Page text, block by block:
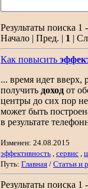
Результаты поиска 1
Начало | Пред. | 1 |
Как повысить
... время идет вверх,
получить доход от
центры до сих пор
может быть
в результате
Изменен: 24.08.2015
эффективность сервис
Путь: Главная / Статьи и
Результаты поиска 1